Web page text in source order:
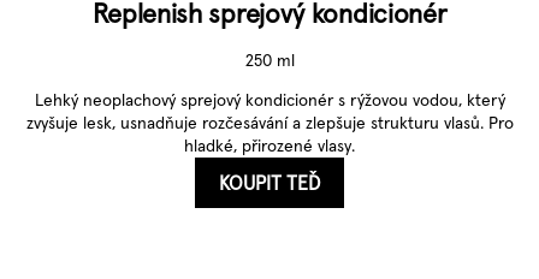
Replenish sprejový kondicionér
250 ml
Lehký neoplachový sprejový kondicionér s rýžovou vodou, který
zvyšuje lesk, usnadňuje rozčesávání a zlepšuje strukturu vlasů. Pro
hladké, přirozené vlasy.
KOUPIT TEĎ